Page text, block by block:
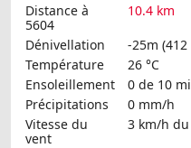
Distance à
5604
10.4 km
Dénivellation
-25m
Température
26 °C
Ensoleillement
0 de 10
Précipitations
0 mm/h
Vitesse du
vent
3 km/h du